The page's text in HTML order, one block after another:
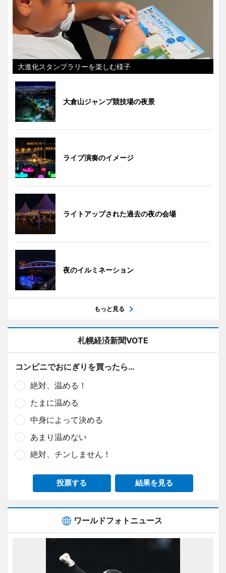
大進化スタンプラリーを楽しむ様子
大倉山ジャンプ競技場の夜景
ライブ演奏のイメージ
ライトアップされた過去の夜の会場
夜のイルミネーション
もっと見る
札幌経済新聞VOTE
コンビニでおにぎりを買ったら…
絶対、温める！
たまに温める
中身によって決める
あまり温めない
絶対、チンしません！
投票する 結果を見る
ワールドフォトニュース